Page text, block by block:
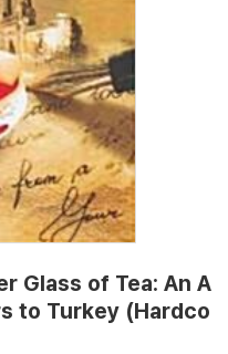
Glass of Tea: An A
to Turkey (Hardco